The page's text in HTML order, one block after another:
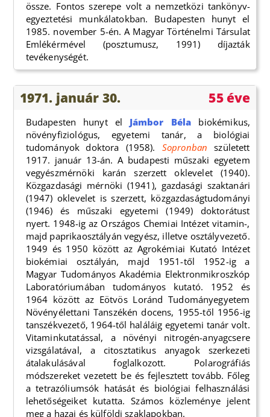
össze. Fontos szerepe volt a nemzetközi tankönyv-
egyeztetési munkálatokban. Budapesten hunyt el
1985. november 5-én. A Magyar Történelmi Társulat
Emlékérmével (posztumusz, 1991) díjazták
tevékenységét.
1971. január 30. 55 éve
Budapesten hunyt el Jámbor Béla biokémikus,
növényfiziológus, egyetemi tanár, a biológiai
tudományok doktora (1958). Sopronban született
1917. január 13-án. A budapesti műszaki egyetem
vegyészmérnöki karán szerzett oklevelet (1940).
Közgazdasági mérnöki (1941), gazdasági szaktanári
(1947) oklevelet is szerzett, közgazdaságtudományi
(1946) és műszaki egyetemi (1949) doktorátust
nyert. 1948-ig az Országos Chemiai Intézet vitamin-,
majd paprikaosztályán vegyész, illetve osztályvezető.
1949 és 1950 között az Agrokémiai Kutató Intézet
biokémiai osztályán, majd 1951-től 1952-ig a
Magyar Tudományos Akadémia Elektronmikroszkóp
Laboratóriumában tudományos kutató. 1952 és
1964 között az Eötvös Loránd Tudományegyetem
Növényélettani Tanszékén docens, 1955-től 1956-ig
tanszékvezető, 1964-től haláláig egyetemi tanár volt.
Vitaminkutatással, a növényi nitrogén-anyagcsere
vizsgálatával, a citosztatikus anyagok szerkezeti
átalakulásával foglalkozott. Polarográfiás
módszereket vezetett be és fejlesztett tovább. Főleg
a tetrazóliumsók hatását és biológiai felhasználási
lehetőségeiket kutatta. Számos közleménye jelent
meg a hazai és külföldi szaklapokban.